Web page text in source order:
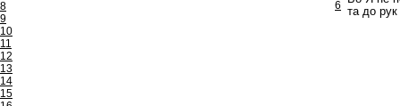
8
9
10
11
12
13
14
15
6 та до рук